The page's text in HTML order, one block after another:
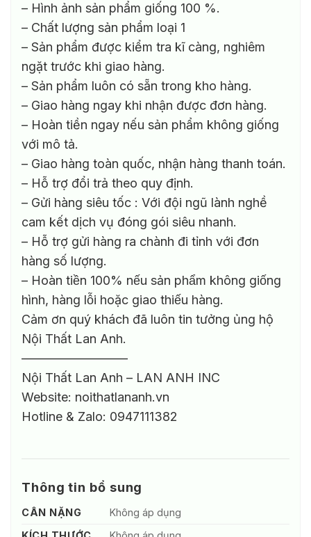
– Hình ảnh sản phẩm giống 100 %.
– Chất lượng sản phẩm loại 1
– Sản phẩm được kiểm tra kĩ càng, nghiêm
ngặt trước khi giao hàng.
– Sản phẩm luôn có sẵn trong kho hàng.
– Giao hàng ngay khi nhận được đơn hàng.
– Hoàn tiền ngay nếu sản phẩm không giống
với mô tả.
– Giao hàng toàn quốc, nhận hàng thanh toán.
– Hỗ trợ đổi trả theo quy định.
– Gửi hàng siêu tốc : Với đội ngũ lành nghề
cam kết dịch vụ đóng gói siêu nhanh.
– Hỗ trợ gửi hàng ra chành đi tỉnh với đơn
hàng số lượng.
– Hoàn tiền 100% nếu sản phẩm không giống
hình, hàng lỗi hoặc giao thiếu hàng.
Cảm ơn quý khách đã luôn tin tưởng ủng hộ
Nội Thất Lan Anh.
————————–
Nội Thất Lan Anh – LAN ANH INC
Website: noithatlananh.vn
Hotline & Zalo: 0947111382
Thông tin bổ sung
CÂN NẶNG
Không áp dụng